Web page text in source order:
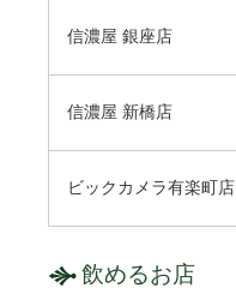
信濃屋 銀座店
信濃屋 新橋店
ビックカメラ有楽町店
飲めるお店